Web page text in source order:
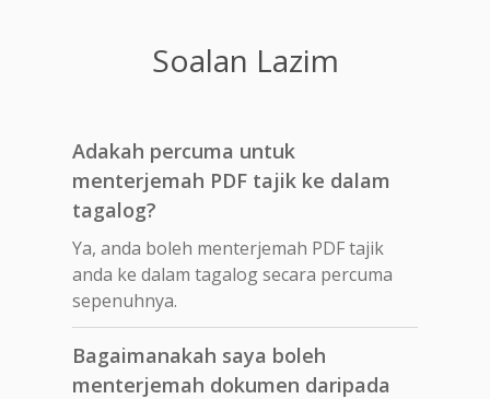
Soalan Lazim
Adakah percuma untuk
menterjemah PDF tajik ke dalam
tagalog?
Ya, anda boleh menterjemah PDF tajik
anda ke dalam tagalog secara percuma
sepenuhnya.
Bagaimanakah saya boleh
menterjemah dokumen daripada